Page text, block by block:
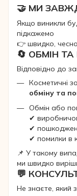
🤝 МИ
Якщо виникли
підкажемо
👉 швидко,
🔄 ОБМІН
Відповідно до
Косметичні
обміну та
Обмін або
✔
✔
✔ помилки в
📌 У такому
ми швидко
💬
Не знаєте, який